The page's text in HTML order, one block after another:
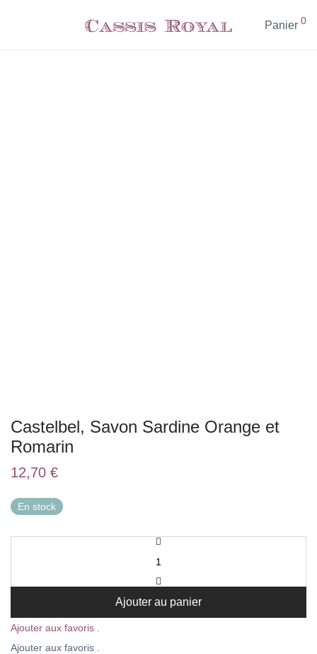
Panier 0
Castelbel, Savon Sardine Orange et
Romarin
12,70 €
En stock
Ajouter au panier
Ajouter aux favoris .
Ajouter aux favoris .